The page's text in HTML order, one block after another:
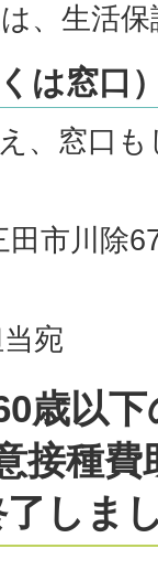
、生活
は窓口
、窓口
市川除
宛
歳以
接種
しま